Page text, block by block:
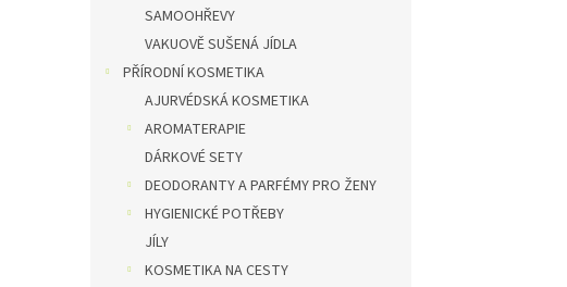
SAMOOHŘEVY
VAKUOVĚ SUŠENÁ JÍDLA
PŘÍRODNÍ KOSMETIKA
AJURVÉDSKÁ KOSMETIKA
AROMATERAPIE
DÁRKOVÉ SETY
DEODORANTY A PARFÉMY PRO ŽENY
HYGIENICKÉ POTŘEBY
JÍLY
KOSMETIKA NA CESTY